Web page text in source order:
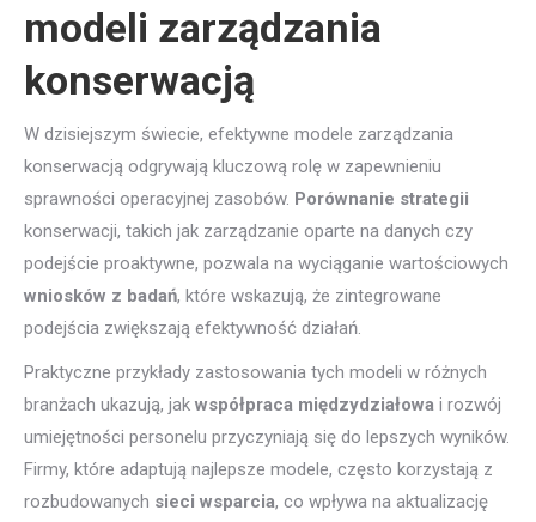
modeli zarządzania
konserwacją
W dzisiejszym świecie, efektywne modele zarządzania
konserwacją odgrywają kluczową rolę w zapewnieniu
sprawności operacyjnej zasobów. Porównanie strategii
konserwacji, takich jak zarządzanie oparte na danych czy
podejście proaktywne, pozwala na wyciąganie wartościowych
wniosków z badań, które wskazują, że zintegrowane
podejścia zwiększają efektywność działań.
Praktyczne przykłady zastosowania tych modeli w różnych
branżach ukazują, jak współpraca międzydziałowa i rozwój
umiejętności personelu przyczyniają się do lepszych wyników.
Firmy, które adaptują najlepsze modele, często korzystają z
rozbudowanych sieci wsparcia, co wpływa na aktualizację